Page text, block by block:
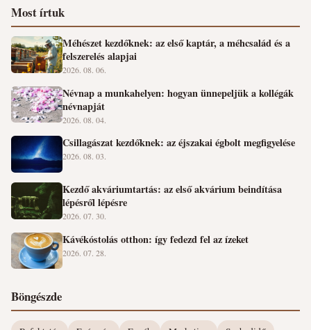
Most írtuk
Méhészet kezdőknek: az első kaptár, a méhcsalád és a
felszerelés alapjai
2026. 08. 06.
Névnap a munkahelyen: hogyan ünnepeljük a kollégák
névnapját
2026. 08. 04.
Csillagászat kezdőknek: az éjszakai égbolt megfigyelése
2026. 08. 03.
Kezdő akváriumtartás: az első akvárium beindítása
lépésről lépésre
2026. 07. 30.
Kávékóstolás otthon: így fedezd fel az ízeket
2026. 07. 28.
Böngészde